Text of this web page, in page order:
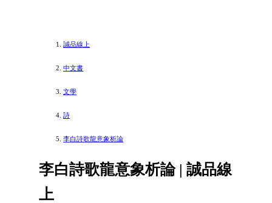
誠品線上
中文書
文學
詩
李白詩歌龍意象析論
李白詩歌龍意象析論 | 誠品線
上